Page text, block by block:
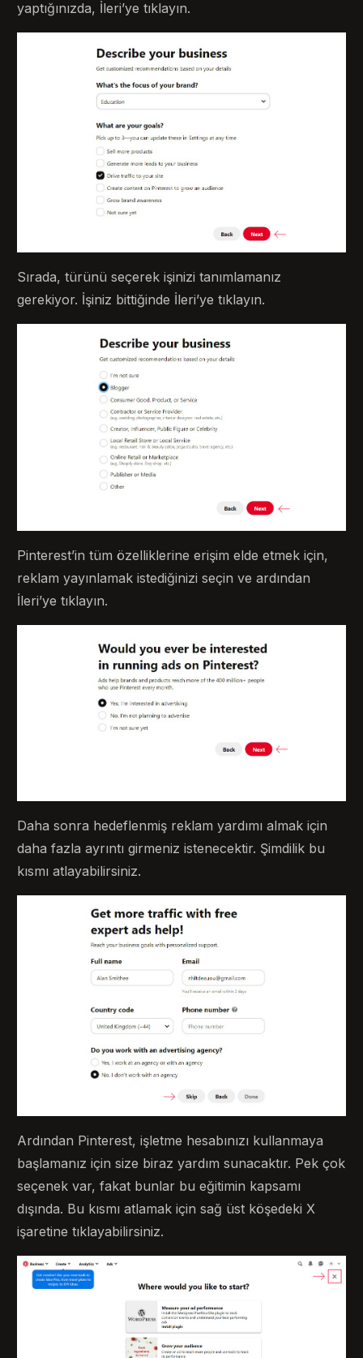
yaptığınızda, İleri’ye tıklayın.
Sırada, türünü seçerek işinizi tanımlamanız
gerekiyor. İşiniz bittiğinde İleri’ye tıklayın.
Pinterest’in tüm özelliklerine erişim elde etmek için,
reklam yayınlamak istediğinizi seçin ve ardından
İleri’ye tıklayın.
Daha sonra hedeflenmiş reklam yardımı almak için
daha fazla ayrıntı girmeniz istenecektir. Şimdilik bu
kısmı atlayabilirsiniz.
Ardından Pinterest, işletme hesabınızı kullanmaya
başlamanız için size biraz yardım sunacaktır. Pek çok
seçenek var, fakat bunlar bu eğitimin kapsamı
dışında. Bu kısmı atlamak için sağ üst köşedeki X
işaretine tıklayabilirsiniz.